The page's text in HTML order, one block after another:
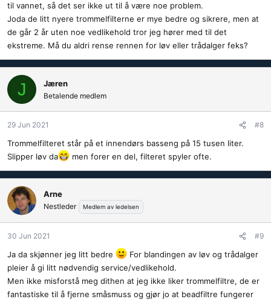
til vannet, så det ser ikke ut til å være noe problem.
Joda de litt nyere trommelfilterne er mye bedre og sikrere, men at
de går 2 år uten noe vedlikehold tror jeg hører med til det
ekstreme. Må du aldri rense rennen for løv eller trådalger feks?
J Jæren
Betalende medlem
29 Jun 2021 #8
Trommelfilteret står på et innendørs basseng på 15 tusen liter.
Slipper løv da
men forer en del, filteret spyler ofte.
Arne
Nestleder Medlem av ledelsen
30 Jun 2021 #9
Ja da skjønner jeg litt bedre
For blandingen av løv og trådalger
pleier å gi litt nødvendig service/vedlikehold.
Men ikke misforstå meg dithen at jeg ikke liker trommelfiltre, de er
fantastiske til å fjerne småsmuss og gjør jo at beadfiltre fungerer